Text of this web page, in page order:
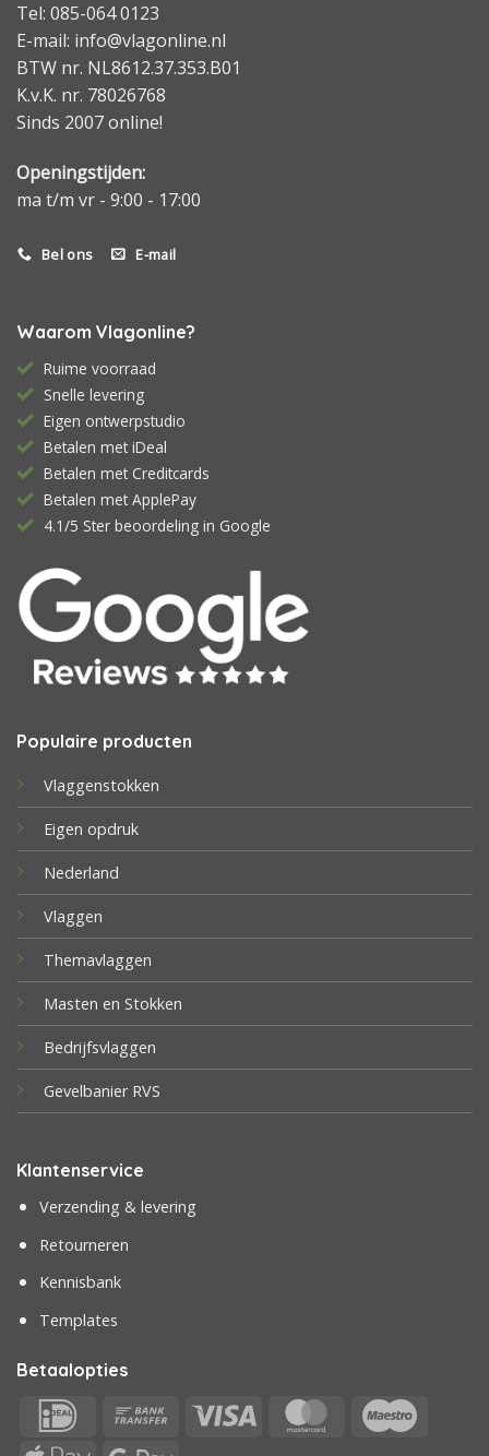
Tel: 085-064 0123
E-mail: info@vlagonline.nl
BTW nr. NL8612.37.353.B01
K.v.K. nr. 78026768
Sinds 2007 online!
Openingstijden:
ma t/m vr - 9:00 - 17:00
Bel ons E-mail
Waarom Vlagonline?
Ruime voorraad
Snelle levering
Eigen ontwerpstudio
Betalen met iDeal
Betalen met Creditcards
Betalen met ApplePay
4.1/5 Ster beoordeling in Google
Populaire producten
Vlaggenstokken
Eigen opdruk
Nederland
Vlaggen
Themavlaggen
Masten en Stokken
Bedrijfsvlaggen
Gevelbanier RVS
Klantenservice
Verzending & levering
Retourneren
Kennisbank
Templates
Betaalopties
IDeal
Bank
Visa MasterCard